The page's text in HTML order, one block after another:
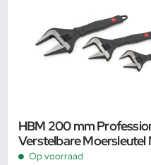
HBM 200 mm
Verstelbare Moersleutel
Groot Bereik en Extra
Op voorraad